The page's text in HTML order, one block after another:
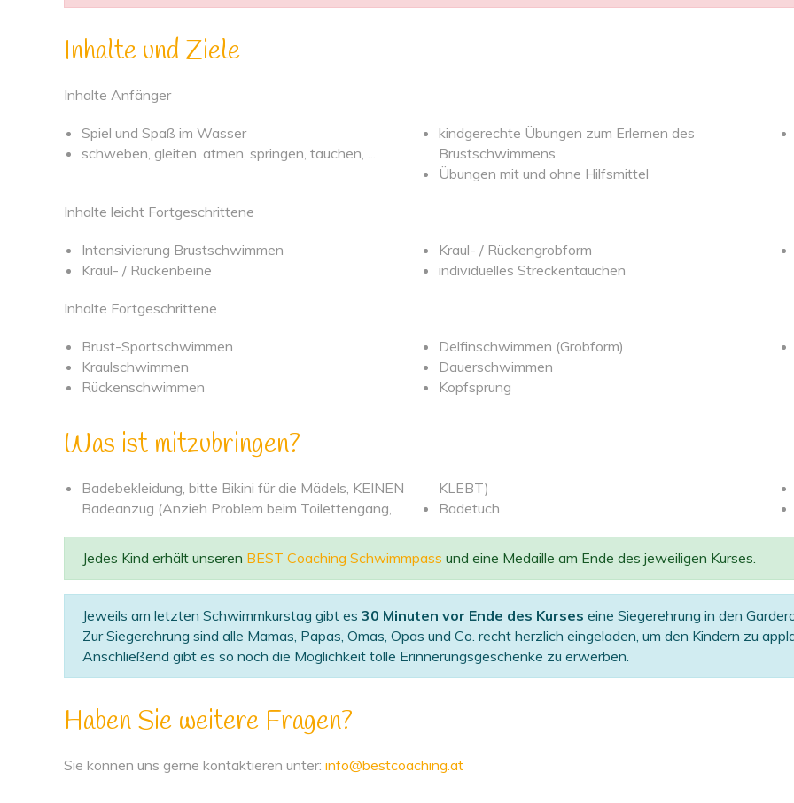
Inhalte und Ziele
Inhalte Anfänger
Spiel und Spaß im Wasser
schweben, gleiten, atmen, springen, tauchen, ...
kindgerechte Übungen zum Erlernen des
Brustschwimmens
Übungen mit und ohne Hilfsmittel
Inhalte leicht Fortgeschrittene
Intensivierung Brustschwimmen
Kraul- / Rückenbeine
Kraul- / Rückengrobform
individuelles Streckentauchen
Inhalte Fortgeschrittene
Brust-Sportschwimmen
Kraulschwimmen
Rückenschwimmen
Delfinschwimmen (Grobform)
Dauerschwimmen
Kopfsprung
Was ist mitzubringen?
Badebekleidung, bitte Bikini für die Mädels, KEINEN
Badeanzug (Anzieh Problem beim Toilettengang,
KLEBT)
Badetuch
Jedes Kind erhält unseren BEST Coaching Schwimmpass und eine Medaille am Ende des jeweiligen Kurses.
Jeweils am letzten Schwimmkurstag gibt es 30 Minuten vor Ende des Kurses eine Siegerehrung in den
Zur Siegerehrung sind alle Mamas, Papas, Omas, Opas und Co. recht herzlich eingeladen, um den Kindern zu
Anschließend gibt es so noch die Möglichkeit tolle Erinnerungsgeschenke zu erwerben.
Haben Sie weitere Fragen?
Sie können uns gerne kontaktieren unter: info@bestcoaching.at